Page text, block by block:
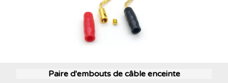
Paire d'embouts de câble enceinte